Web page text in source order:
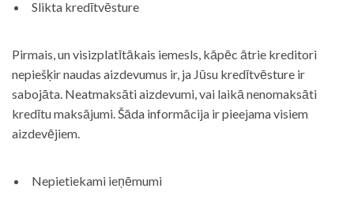
Slikta kredītvēsture
Pirmais, un visizplatītākais iemesls, kāpēc ātrie kreditori
nepiešķir naudas aizdevumus ir, ja Jūsu kredītvēsture ir
sabojāta. Neatmaksāti aizdevumi, vai laikā nenomaksāti
kredītu maksājumi. Šāda informācija ir pieejama visiem
aizdevējiem.
Nepietiekami ieņēmumi